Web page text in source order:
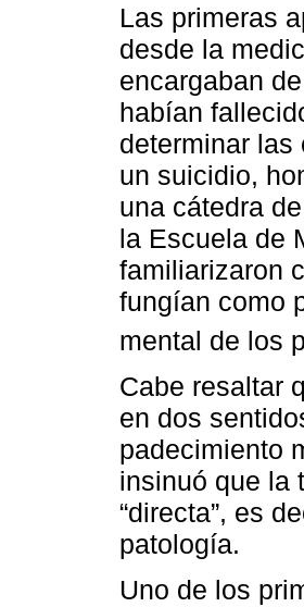
Las primeras
desde la
encargaban
habían
determinar las
un suicidio,
una cátedra
la Escuela de
familiarizaron
fungían como
mental de los
Cabe resaltar
en dos
padecimiento
insinuó que la
“directa”, es
patología.
Uno de los